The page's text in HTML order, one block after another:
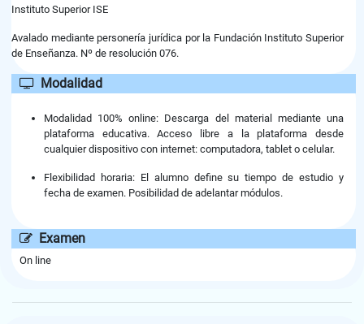
Instituto Superior ISE
Avalado mediante personería jurídica por la Fundación Instituto Superior
de Enseñanza. Nº de resolución 076.
Modalidad
Modalidad 100% online: Descarga del material mediante una
plataforma educativa. Acceso libre a la plataforma desde
cualquier dispositivo con internet: computadora, tablet o celular.
Flexibilidad horaria: El alumno define su tiempo de estudio y
fecha de examen. Posibilidad de adelantar módulos.
Examen
On line